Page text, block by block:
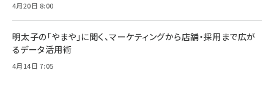
4月20日 8:00
明太子の「やまや」に聞く、マーケティングから店舗・採用まで広が
るデータ活用術
4月14日 7:05